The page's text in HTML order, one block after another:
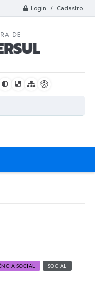
Login / Cadastro
SOCIAL SOCIAL